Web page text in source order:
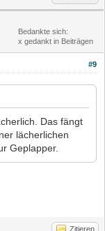
Bedankte sich:
x gedankt in Beiträgen
#9
Das fängt
lächerlichen
Geplapper.
Zitieren